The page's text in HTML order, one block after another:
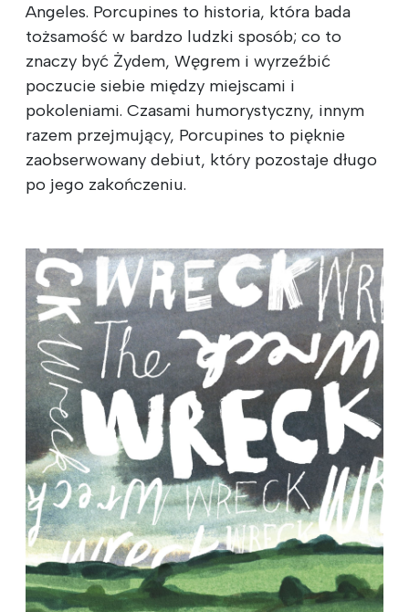
Angeles. Porcupines to historia, która bada
tożsamość w bardzo ludzki sposób; co to
znaczy być Żydem, Węgrem i wyrzeźbić
poczucie siebie między miejscami i
pokoleniami. Czasami humorystyczny, innym
razem przejmujący, Porcupines to pięknie
zaobserwowany debiut, który pozostaje długo
po jego zakończeniu.